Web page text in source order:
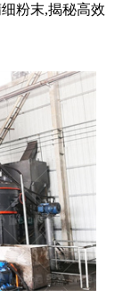
粉末,揭秘高效